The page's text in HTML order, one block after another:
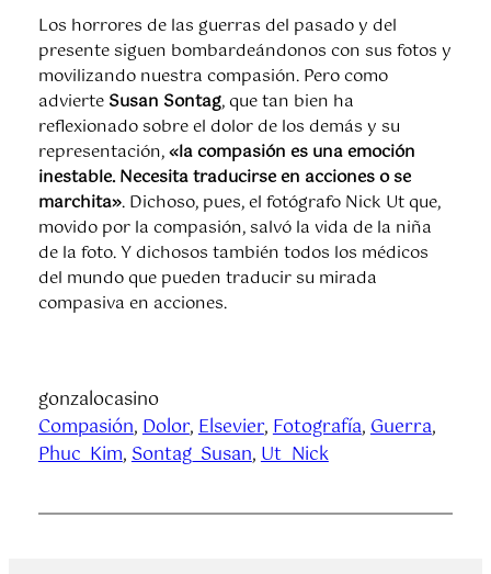
Los horrores de las guerras del pasado y del
presente siguen bombardeándonos con sus fotos y
movilizando nuestra compasión. Pero como
advierte Susan Sontag, que tan bien ha
reflexionado sobre el dolor de los demás y su
representación,«la compasión es una emoción
inestable. Necesita traducirse en acciones o se
marchita». Dichoso, pues, el fotógrafo Nick Ut que,
movido por la compasión, salvó la vida de la niña
de la foto. Y dichosos también todos los médicos
del mundo que pueden traducir su mirada
compasiva en acciones.
gonzalocasino
Compasión, Dolor, Elsevier, Fotografía, Guerra
Phuc_Kim, Sontag_Susan, Ut_Nick